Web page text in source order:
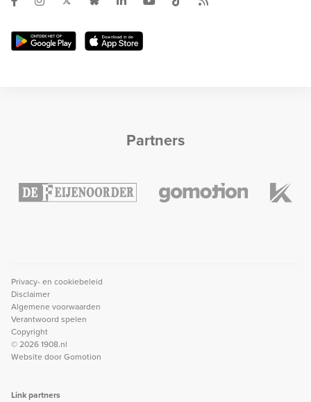
Partners
Privacy- en cookiebeleid
Disclaimer
Algemene voorwaarden
Verantwoord spelen
Copyright
© 2026 1908.nl
Website doorGomotion
Link partners